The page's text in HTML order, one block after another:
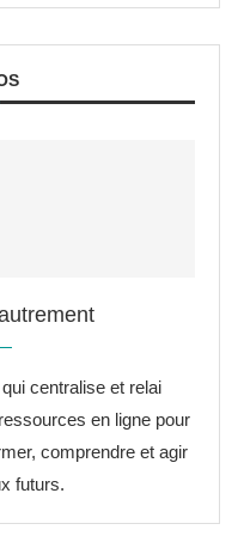
centralise et relai
en ligne pour
comprendre et agir
futurs.